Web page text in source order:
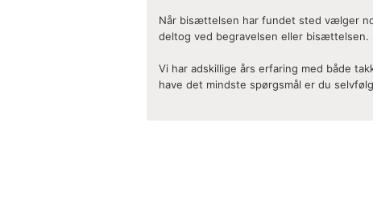
Når bisættelsen har fundet sted vælger
deltog ved begravelsen eller bisættelsen.
Vi har adskillige års erfaring med både
have det mindste spørgsmål er du